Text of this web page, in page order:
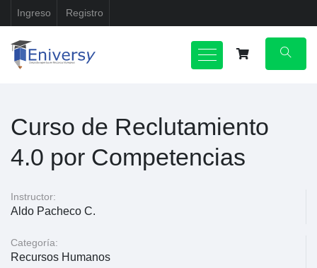
Ingreso Registro
Curso de Reclutamiento
4.0 por Competencias
Instructor:
Aldo Pacheco C.
Categoría:
Recursos Humanos